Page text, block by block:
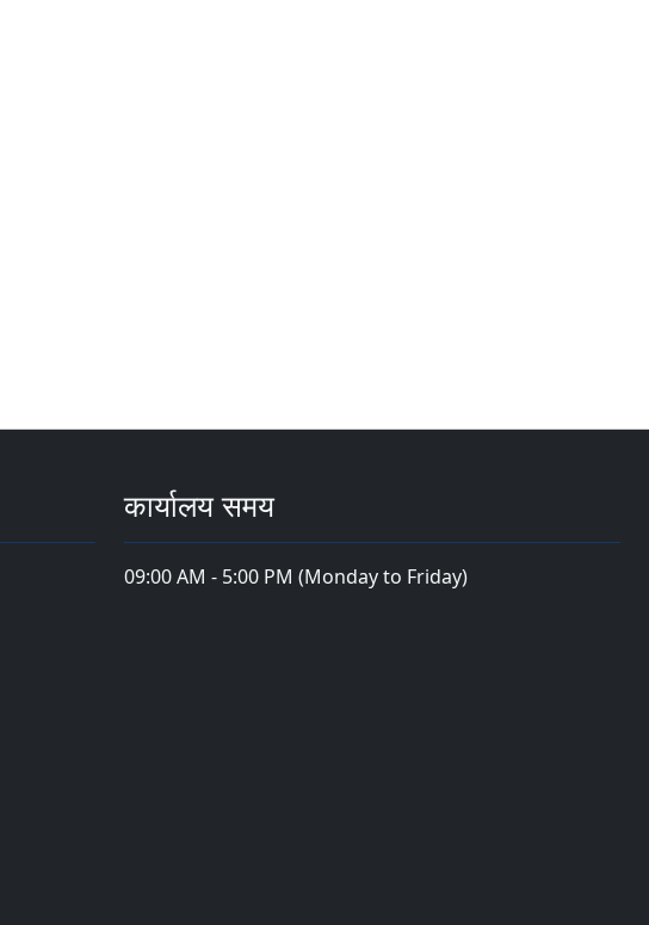
कार्यालय समय
09:00 AM - 5:00 PM (Monday to Friday)